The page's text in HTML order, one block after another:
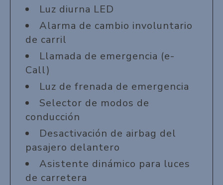
Luz diurna LED
Alarma de cambio involuntario
de carril
Llamada de emergencia (e-
Call)
Luz de frenada de emergencia
Selector de modos de
conducción
Desactivación de airbag del
pasajero delantero
Asistente dinámico para luces
de carretera